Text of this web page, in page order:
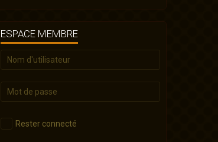
ESPACE MEMBRE
Rester connecté